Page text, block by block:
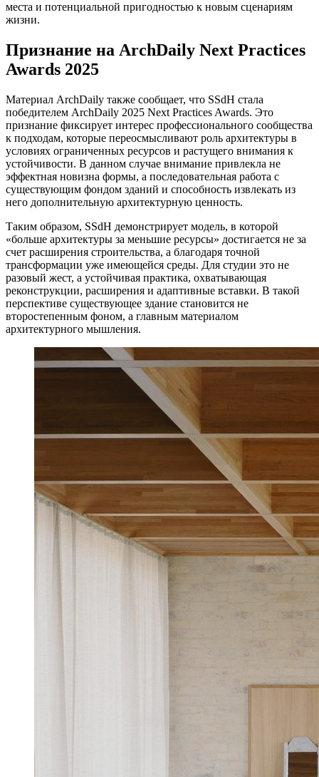
места и потенциальной пригодностью к новым сценариям
жизни.
Признание на ArchDaily Next Practices
Awards 2025
Материал ArchDaily также сообщает, что SSdH стала
победителем ArchDaily 2025 Next Practices Awards. Это
признание фиксирует интерес профессионального сообщества
к подходам, которые переосмысливают роль архитектуры в
условиях ограниченных ресурсов и растущего внимания к
устойчивости. В данном случае внимание привлекла не
эффектная новизна формы, а последовательная работа с
существующим фондом зданий и способность извлекать из
него дополнительную архитектурную ценность.
Таким образом, SSdH демонстрирует модель, в которой
«больше архитектуры за меньшие ресурсы» достигается не за
счет расширения строительства, а благодаря точной
трансформации уже имеющейся среды. Для студии это не
разовый жест, а устойчивая практика, охватывающая
реконструкции, расширения и адаптивные вставки. В такой
перспективе существующее здание становится не
второстепенным фоном, а главным материалом
архитектурного мышления.